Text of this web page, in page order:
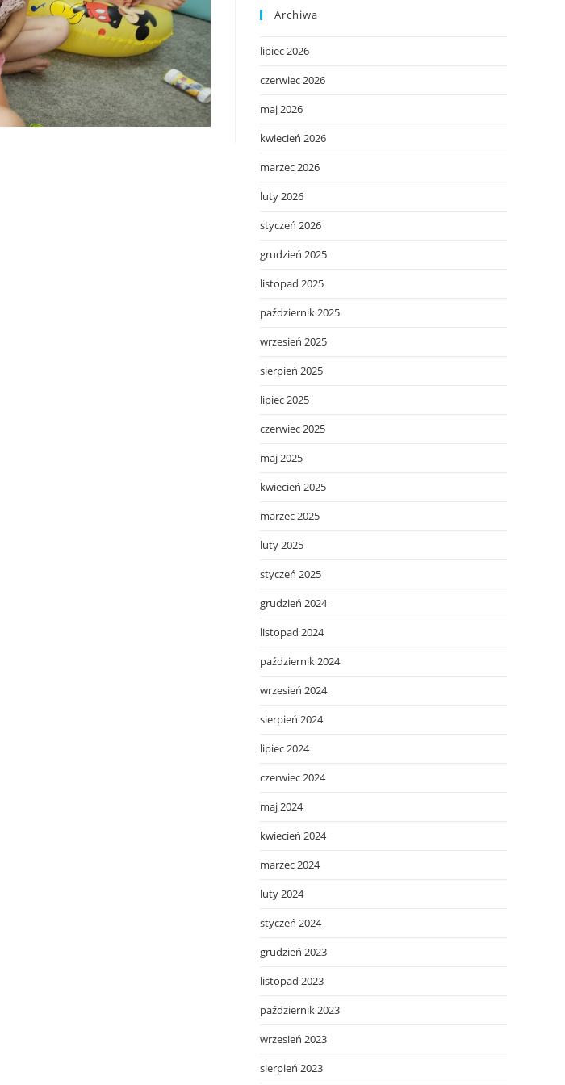
Archiwa
lipiec 2026
czerwiec 2026
maj 2026
kwiecień 2026
marzec 2026
luty 2026
styczeń 2026
grudzień 2025
listopad 2025
październik 2025
wrzesień 2025
sierpień 2025
lipiec 2025
czerwiec 2025
maj 2025
kwiecień 2025
marzec 2025
luty 2025
styczeń 2025
grudzień 2024
listopad 2024
październik 2024
wrzesień 2024
sierpień 2024
lipiec 2024
czerwiec 2024
maj 2024
kwiecień 2024
marzec 2024
luty 2024
styczeń 2024
grudzień 2023
listopad 2023
październik 2023
wrzesień 2023
sierpień 2023